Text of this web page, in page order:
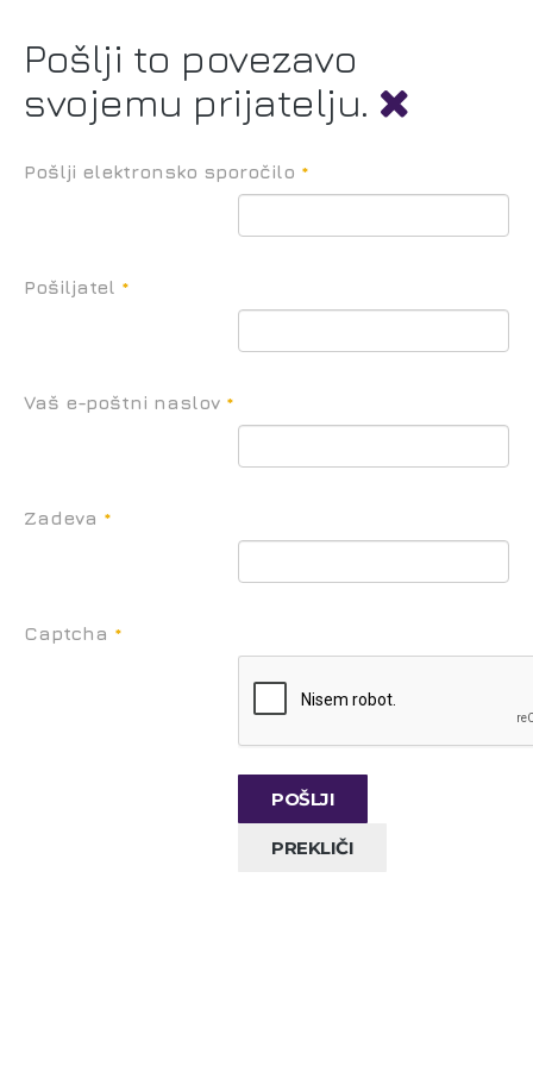
Pošlji to povezavo
svojemu prijatelju.
Pošlji elektronsko sporočilo *
Pošiljatel *
Vaš e-poštni naslov *
Zadeva *
Captcha *
POŠLJI
PREKLIČI